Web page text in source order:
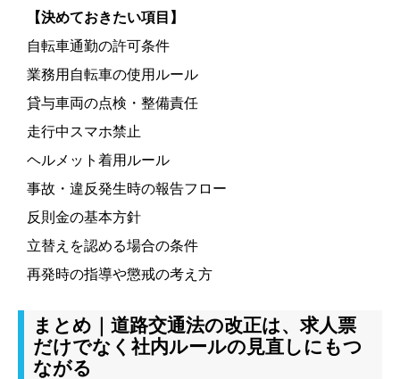
【決めておきたい項目】
自転車通勤の許可条件
業務用自転車の使用ルール
貸与車両の点検・整備責任
走行中スマホ禁止
ヘルメット着用ルール
事故・違反発生時の報告フロー
反則金の基本方針
立替えを認める場合の条件
再発時の指導や懲戒の考え方
まとめ｜道路交通法の改正は、求人票
だけでなく社内ルールの見直しにもつ
ながる